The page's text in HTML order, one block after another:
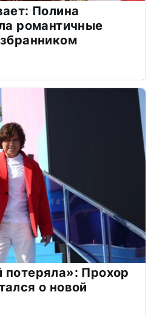
Полина
романтичные
Прохор
о новой